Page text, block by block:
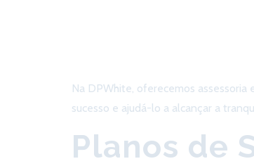
Na DPWhite, oferecemos
sucesso e ajudá-lo a alcançar a
Planos de